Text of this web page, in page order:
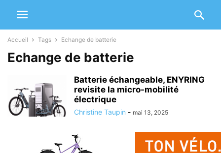
Accueil Tags Echange de batterie
Echange de batterie
Batterie échangeable, ENYRING
revisite la micro-mobilité
électrique
Christine Taupin - mai 13, 2025